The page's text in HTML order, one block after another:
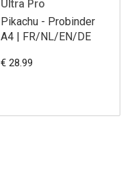
Ultra Pro
Pikachu - Probinder
A4 | FR/NL/EN/DE
€ 28.99